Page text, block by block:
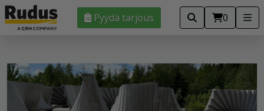
Pyydä tarjous 0